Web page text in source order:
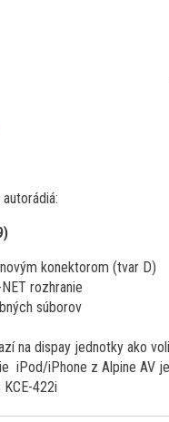
konektorom (tvar D)
rozhranie
súborov
na dispay jednotky ako
iPod/iPhone z Alpine AV
422i